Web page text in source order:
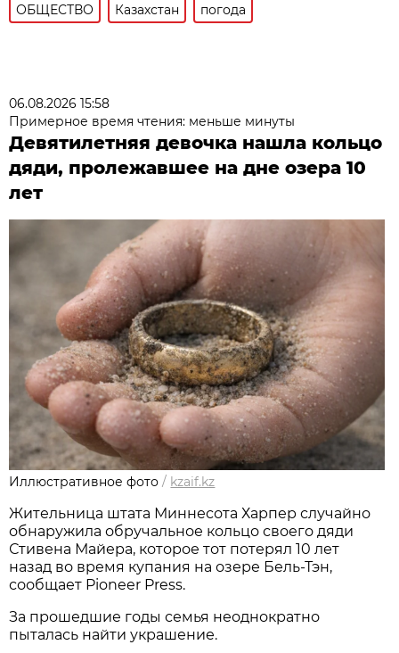
ОБЩЕСТВО Казахстан погода
06.08.2026 15:58
Примерное время чтения: меньше минуты
Девятилетняя девочка нашла кольцо
дяди, пролежавшее на дне озера 10
лет
Иллюстративное фото / kzaif.kz
Жительница штата Миннесота Харпер случайно
обнаружила обручальное кольцо своего дяди
Стивена Майера, которое тот потерял 10 лет
назад во время купания на озере Бель-Тэн,
сообщает Pioneer Press.
За прошедшие годы семья неоднократно
пыталась найти украшение.